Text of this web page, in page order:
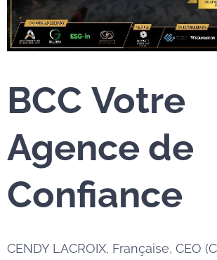
BCC Votre
Agence de
Confiance
CENDY LACROIX, Française, CEO